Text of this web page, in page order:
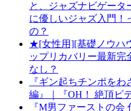
と、ジャズナビゲータ
に優しいジャズ入門！
の？
★[女性用][基礎ノウハ
ップリカバリー最新完
なし？
『ギン起ちチンポを
編』｜『OH！ 絶頂ビ
『M男ファーストの会